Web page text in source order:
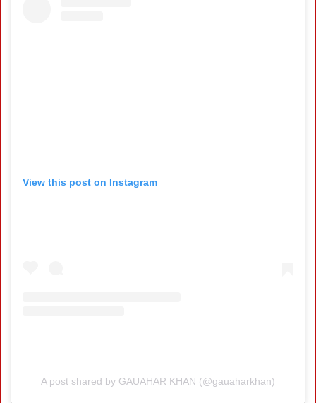
View this post on Instagram
A post shared by GAUAHAR KHAN (@gauaharkhan)